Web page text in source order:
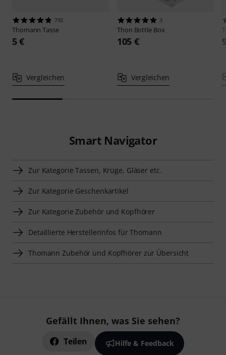
792
ThomannTasse
5 €
Vergleichen
3
Thon Bottle Box
105 €
Vergleichen
Smart Navigator
Zur Kategorie Tassen, Krüge, Gläser etc.
Zur Kategorie Geschenkartikel
Zur Kategorie Zubehör und Kopfhörer
Detaillierte Herstellerinfos für Thomann
Thomann Zubehör und Kopfhörer zur Übersicht
Gefällt Ihnen, was Sie sehen?
Teilen Hilfe & Feedback